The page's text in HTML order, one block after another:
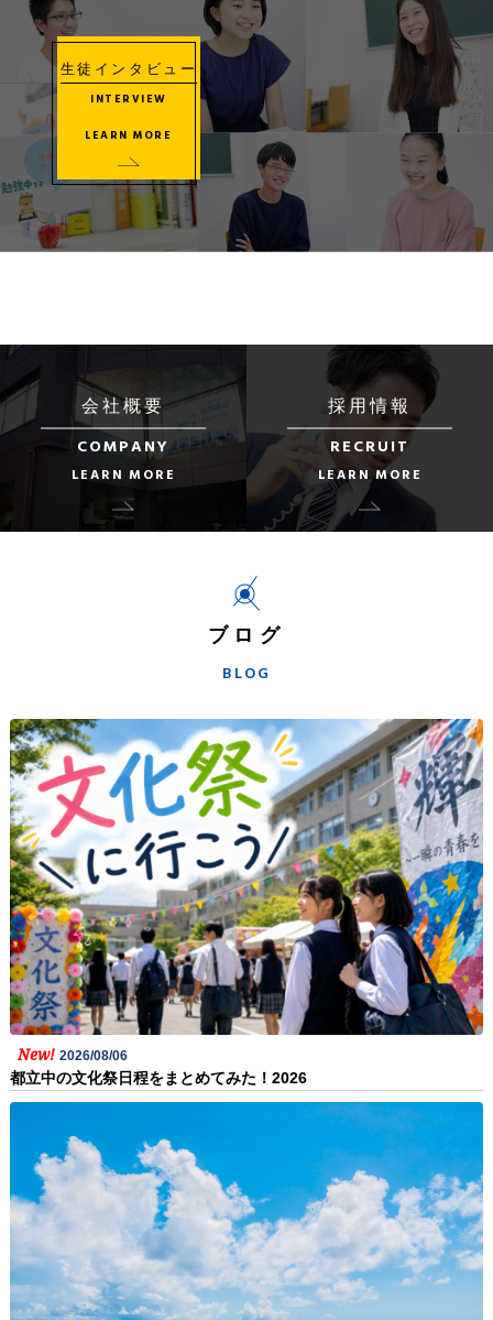
生徒インタビュー
INTERVIEW
LEARN MORE
会社概要
COMPANY
LEARN MORE
採用情報
RECRUIT
LEARN MORE
ブログ
BLOG
New! 2026/08/06
都立中の文化祭日程をまとめてみた！2026